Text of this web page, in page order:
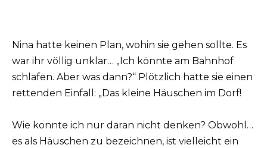
Nina hatte keinen Plan, wohin sie gehen sollte. Es
war ihr völlig unklar… „Ich könnte am Bahnhof
schlafen. Aber was dann?“ Plötzlich hatte sie einen
rettenden Einfall: „Das kleine Häuschen im Dorf!
Wie konnte ich nur daran nicht denken? Obwohl…
es als Häuschen zu bezeichnen, ist vielleicht ein